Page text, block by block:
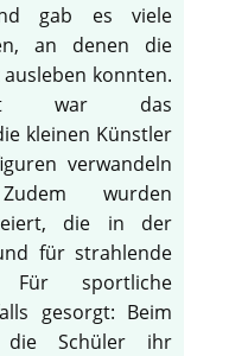
gab es viele
an denen die
konnten.
war das
kleinen Künstler
verwandeln
wurden
die in der
für strahlende
Für sportliche
gesorgt: Beim
die Schüler ihr